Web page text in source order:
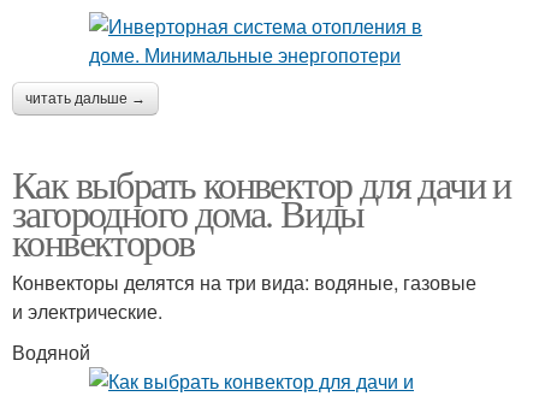
читать дальше →
Как выбрать конвектор для дачи и
загородного дома. Виды
конвекторов
Конвекторы делятся на три вида: водяные, газовые
и электрические.
Водяной